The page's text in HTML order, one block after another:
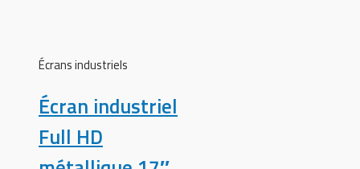
Écrans industriels
Écran industriel
Full HD